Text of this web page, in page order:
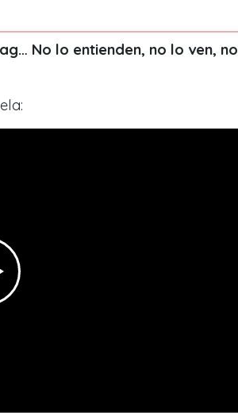
No lo entienden, no lo ven, no